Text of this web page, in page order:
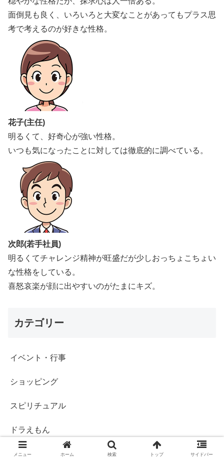
面倒見も良く、いろいろと大変なことがあってもプラス思
考で考えるのが好きな性格。
花子(主任)
明るくて、好奇心が強い性格。
いつも気になったことに対しては徹底的に調べている。
次郎(若手社員)
明るくてチャレンジ精神が旺盛だが少しおっちょこちょい
な性格をしている。
喜怒哀楽が顔に出やすいのがたまにキズ。
カテゴリー
イベント・行事
ショッピング
スピリチュアル
ドラえもん
プレゼント
メニュー ホーム 検索 トップ サイドバー